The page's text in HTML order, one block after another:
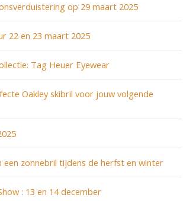
op 29 maart 2025
22 en 23 maart 2025
Tag Heuer Eyewear
Oakley skibril voor jouw volgende
een zonnebril tijdens de herfst en winter
: 13 en 14 december